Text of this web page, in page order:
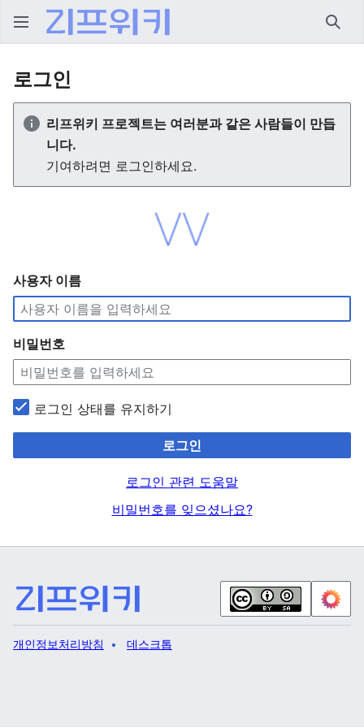
검색
로그인
리프위키 프로젝트는 여러분과 같은 사람들이 만듭
니다.
기여하려면 로그인하세요.
사용자 이름
비밀번호
로그인 상태를 유지하기
로그인
로그인 관련 도움말
비밀번호를 잊으셨나요?
개인정보처리방침 데스크톱